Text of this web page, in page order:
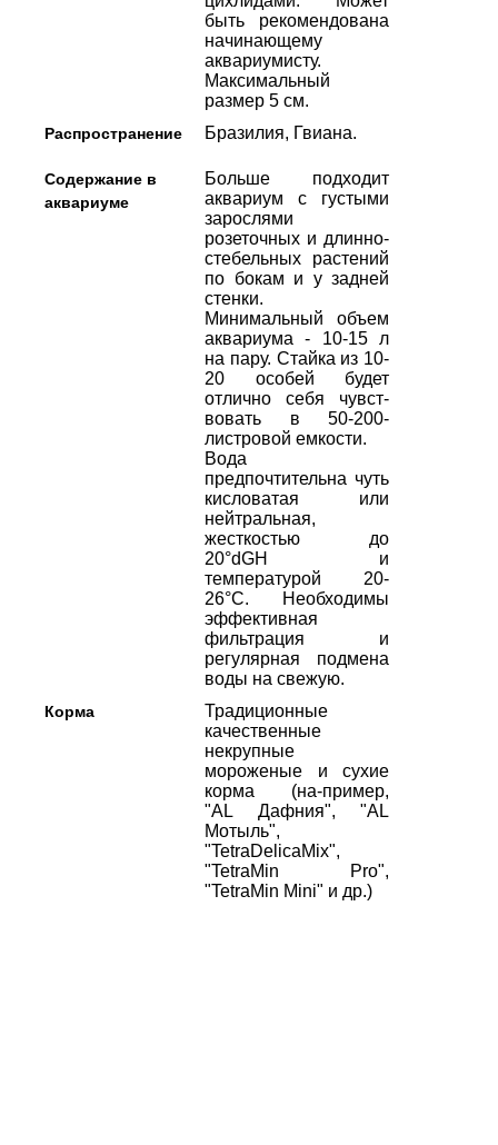
быть рекомендована
начинающему
аквариумисту.
Максимальный
размер 5 см.
Распространение Бразилия, Гвиана.
Содержание в
аквариуме
Больше подходит
аквариум с густыми
зарослями
розеточных и длинно-
стебельных растений
по бокам и у задней
стенки.
Минимальный объем
аквариума - 10-15 л
на пару. Стайка из 10-
20 особей будет
отлично себя чувст-
вовать в 50-200-
листровой емкости.
Вода
предпочтительна чуть
кисловатая или
нейтральная,
жесткостью до
20°dGH и
температурой 20-
26°С. Необходимы
эффективная
фильтрация и
регулярная подмена
воды на свежую.
Корма
Традиционные
качественные
некрупные
мороженые и сухие
корма (на-пример,
"AL Дафния", "AL
Мотыль",
"TetraDelicaMix",
"TetraMin Pro",
"TetraMin Mini" и др.)